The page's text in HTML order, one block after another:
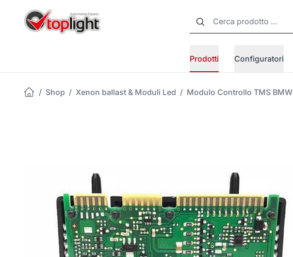
Prodotti Configuratori
/ Shop / Xenon ballast & Moduli Led / Modulo Controllo TMS BMW